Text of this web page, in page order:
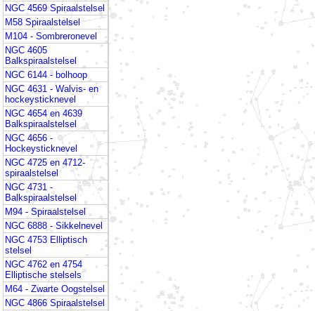
NGC 4569 Spiraalstelsel
M58 Spiraalstelsel
M104 - Sombreronevel
NGC 4605
Balkspiraalstelsel
NGC 6144 - bolhoop
NGC 4631 - Walvis- en
hockeysticknevel
NGC 4654 en 4639
Balkspiraalstelsel
NGC 4656 -
Hockeysticknevel
NGC 4725 en 4712-
spiraalstelsel
NGC 4731 -
Balkspiraalstelsel
M94 - Spiraalstelsel
NGC 6888 - Sikkelnevel
NGC 4753 Elliptisch
stelsel
NGC 4762 en 4754
Elliptische stelsels
M64 - Zwarte Oogstelsel
NGC 4866 Spiraalstelsel